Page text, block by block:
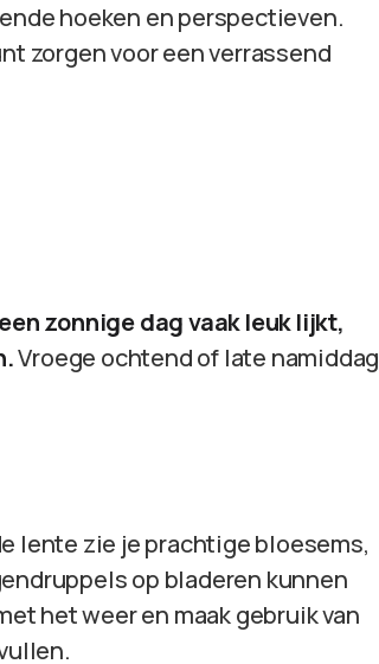
hoeken en perspectieven.
zorgen voor een verrassend
zonnige dag vaak leuk lijkt,
Vroege ochtend of late namiddag
lente zie je prachtige bloesems,
op bladeren kunnen
het weer en maak gebruik van